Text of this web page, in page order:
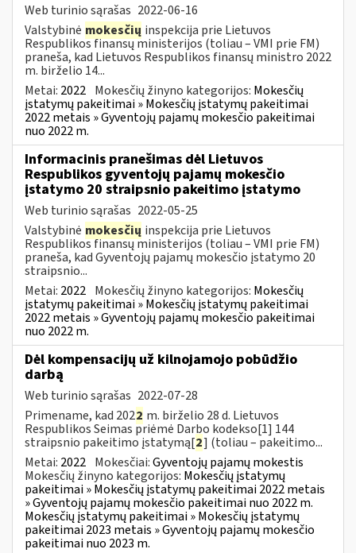
Web turinio sąrašas 2022-06-16
Valstybinė mokesčių inspekcija prie Lietuvos
Respublikos finansų ministerijos (toliau – VMI prie FM)
praneša, kad Lietuvos Respublikos finansų ministro 2022
m. birželio 14...
Metai: 2022 Mokesčių žinyno kategorijos: Mokesčių
įstatymų pakeitimai » Mokesčių įstatymų pakeitimai
2022 metais » Gyventojų pajamų mokesčio pakeitimai
nuo 2022 m.
Informacinis pranešimas dėl Lietuvos
Respublikos gyventojų pajamų mokesčio
įstatymo 20 straipsnio pakeitimo įstatymo
Web turinio sąrašas 2022-05-25
Valstybinė mokesčių inspekcija prie Lietuvos
Respublikos finansų ministerijos (toliau – VMI prie FM)
praneša, kad Gyventojų pajamų mokesčio įstatymo 20
straipsnio...
Metai: 2022 Mokesčių žinyno kategorijos: Mokesčių
įstatymų pakeitimai » Mokesčių įstatymų pakeitimai
2022 metais » Gyventojų pajamų mokesčio pakeitimai
nuo 2022 m.
Dėl kompensacijų už kilnojamojo pobūdžio
darbą
Web turinio sąrašas 2022-07-28
Primename, kad 2022 m. birželio 28 d. Lietuvos
Respublikos Seimas priėmė Darbo kodekso[1] 144
straipsnio pakeitimo įstatymą[2] (toliau – pakeitimo...
Metai: 2022 Mokesčiai:Gyventojų pajamų mokestis
Mokesčių žinyno kategorijos: Mokesčių įstatymų
pakeitimai » Mokesčių įstatymų pakeitimai 2022 metais
» Gyventojų pajamų mokesčio pakeitimai nuo 2022 m.
Mokesčių įstatymų pakeitimai » Mokesčių įstatymų
pakeitimai 2023 metais » Gyventojų pajamų mokesčio
pakeitimai nuo 2023 m.